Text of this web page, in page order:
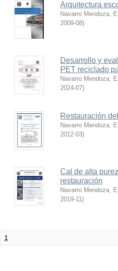
Arquitectura
Navarro Mendoza,
2009-08)
Desarrollo y
PET reciclado
Navarro Mendoza,
2024-07)
Restauración
Navarro Mendoza,
2012-03)
Cal de alta
restauración
Navarro Mendoza,
2019-11)
1